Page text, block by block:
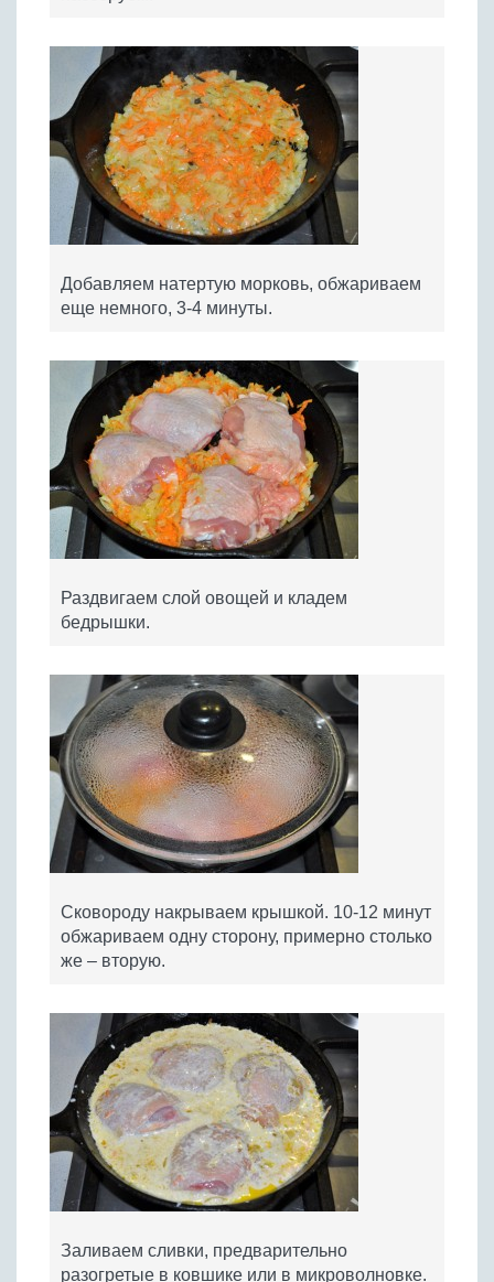
Добавляем натертую морковь, обжариваем
еще немного, 3-4 минуты.
Раздвигаем слой овощей и кладем
бедрышки.
Сковороду накрываем крышкой. 10-12 минут
обжариваем одну сторону, примерно столько
же – вторую.
Заливаем сливки, предварительно
разогретые в ковшике или в микроволновке.